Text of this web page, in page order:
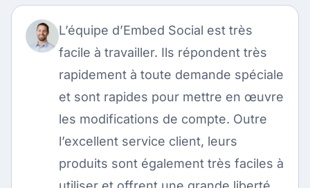
L’équipe d’Embed Social est très
facile à travailler. Ils répondent très
rapidement à toute demande spéciale
et sont rapides pour mettre en œuvre
les modifications de compte. Outre
l’excellent service client, leurs
produits sont également très faciles à